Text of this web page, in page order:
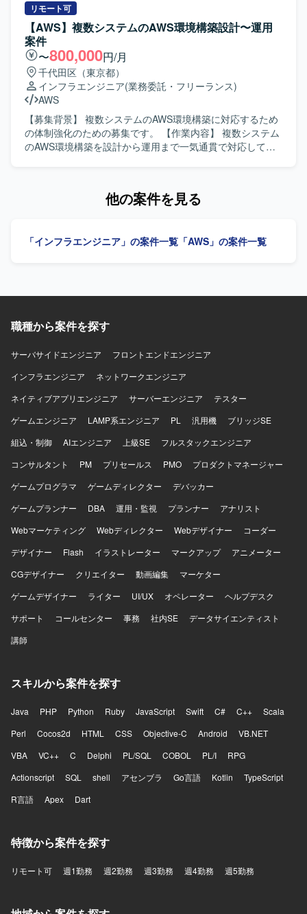
など、思考力や言語化が得意な方が望ましいです。また、
報連相などの基本的なコミュニケーションが適切に行える
方を求めています。 【ポジションの魅力】 大手金融機関の
社内システムにおけるビッグデータ基盤および監査基盤の
改善に携わることで、大規模なAWSデータ基盤の設計や運
用スキルを高めていただけます。CloudTrailやAthena、
Redshift、Tableauなど複数のサービスを組み合わせた監査
基盤構築の経験を積むことができ、今後のキャリアにおい
ても汎用性の高い知見が得られます。 【開発環境】
AWS（CloudTrail、S3、Athena、Glue、EC2、
Redshift）、Tableau、JP1、SQL
たデータレイクを構築し、Icebergによるデータカタログ化
やIAM等の権限管理設計・対応を実施していただきます。来
年3月までに最低限稼働させることを目標としたMVPフェー
ズでの対応となります。 【求める人物像】 関係者と円滑に
コミュニケーションを取りながら病院・現場・ベンダーと
の橋渡し役を担っていただける方を求めております。MVP
フェーズにおける手運用を前提とした状況でも主体的に課
題を整理し、ベンダーと協調しながら推進いただける方が
望ましいです。 【ポジションの魅力】 医療情報活用プラッ
トフォームの立ち上げフェーズに関わり、AWSを用いたデ
ータレイクやIceberg形式のデータ基盤構築をリードしてい
などのクラウドサービスを利用したデータレイク環境上で
リモート可
【AWS】複数システムのAWS環境構築設計〜運用
案件
〜800,000円/月
千代田区（東京都）
インフラエンジニア(業務委託・フリーランス)
AWS
【募集背景】 複数システムのAWS環境構築に対応するため
の体制強化のための募集です。 【作業内容】 複数システム
のAWS環境構築を設計から運用まで一気通貫で対応してい
リーダ業務も担当していただきます。 【求める人物像】 顧
関わり、リーダーシップを発揮していただける方です。
理にも関わることで、技術面だけでなくマネジメントやリ
境】 AWSを中心としたクラウド環境でのシステム構築およ
他の案件を見る
「インフラエンジニア」の案件一覧 「AWS」の案件一覧
職種から案件を探す
サーバサイドエンジニア
フロントエンドエンジニア
インフラエンジニア
ネットワークエンジニア
ネイティブアプリエンジニア
サーバーエンジニア
テスター
ゲームエンジニア
LAMP系エンジニア PL 汎用機
ブリッジSE
組込・制御
AIエンジニア 上級SE
フルスタックエンジニア
コンサルタント
PM プリセールス PMO
プロダクトマネージャー
ゲームプログラマ
ゲームディレクター
デバッカー
ゲームプランナー
DBA 運用・監視 プランナー
アナリスト
Webマーケティング
Webディレクター Webデザイナー
コーダー
デザイナー
Flash イラストレーター マークアップ
アニメーター
CGデザイナー
クリエイター 動画編集
マーケター
ゲームデザイナー
ライター UI/UX オペレーター
ヘルプデスク
サポート
コールセンター 事務 社内SE
データサイエンティスト
講師
スキルから案件を探す
Java PHP Python Ruby JavaScript Swift C# C++
Scala
Perl
Cocos2d HTML CSS Objective-C Android
VB.NET
VBA
VC++ C Delphi PL/SQL COBOL PL/I
RPG
Actionscript
SQL shell アセンブラ Go言語 Kotlin
TypeScript
R言語
Apex Dart
特徴から案件を探す
リモート可 週1勤務 週2勤務 週3勤務 週4勤務 週5勤務